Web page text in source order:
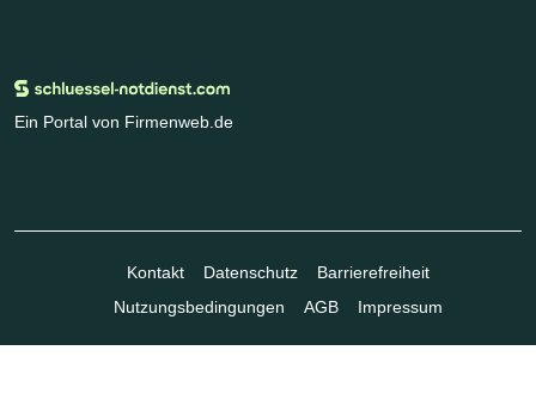
Ein Portal von Firmenweb.de
Kontakt Datenschutz
Barrierefreiheit
Nutzungsbedingungen
AGB Impressum